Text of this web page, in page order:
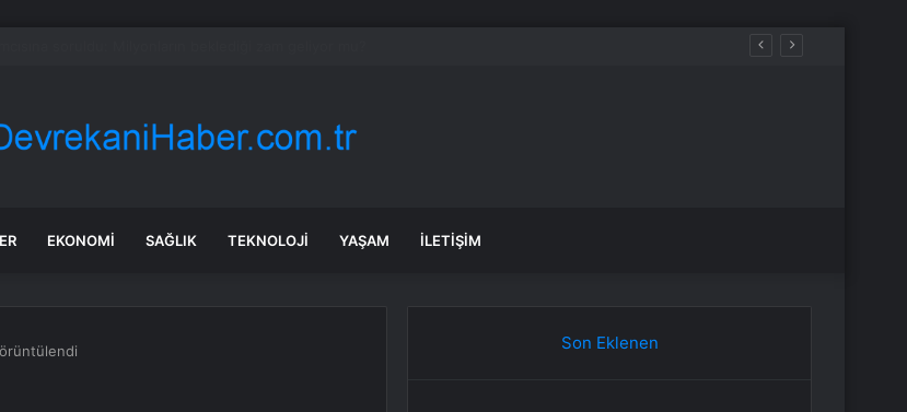
EKONOMI SAĞLIK TEKNOLOJI YAŞAM İLETIŞIM
Son Eklenen